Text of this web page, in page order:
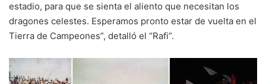
estadio, para que se sienta el aliento que necesitan los
dragones celestes. Esperamos pronto estar de vuelta en el
Tierra de Campeones”, detalló el “Rafi”.